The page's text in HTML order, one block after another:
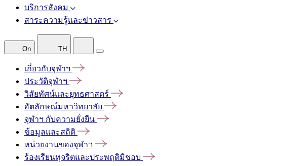
บริการสังคม
สาระความรู้และข่าวสาร
On TH
เกี่ยวกับจุฬาฯ
ประวัติจุฬาฯ
วิสัยทัศน์และยุทธศาสตร์
อัตลักษณ์มหาวิทยาลัย
จุฬาฯ กับความยั่งยืน
ข้อมูลและสถิติ
หน่วยงานของจุฬาฯ
ร้องเรียนทุจริตและประพฤติมิชอบ